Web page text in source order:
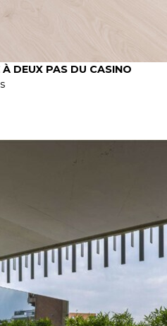
DEUX PAS DU CASINO